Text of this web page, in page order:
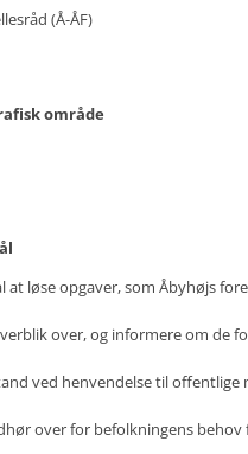
(Å-ÅF)
område
at løse opgaver, som Åbyhøjs
over, og informere om de
ved henvendelse til offentlige
over for befolkningens behov